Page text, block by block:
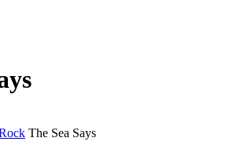
The Sea Says